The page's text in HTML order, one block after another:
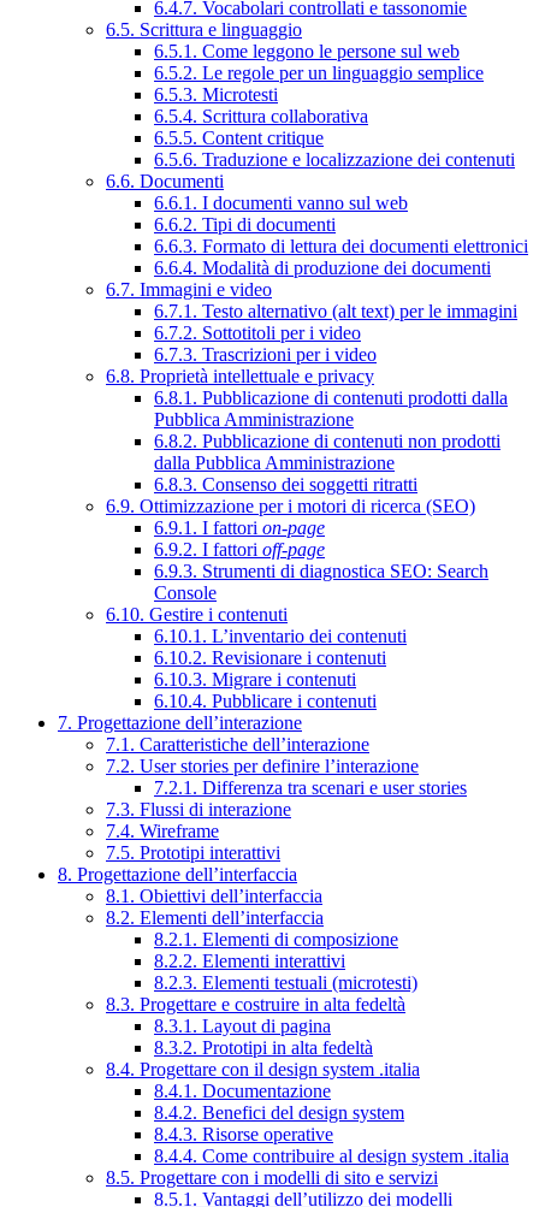
6.4.7. Vocabolari controllati e tassonomie
6.5. Scrittura e linguaggio
6.5.1. Come leggono le persone sul web
6.5.2. Le regole per un linguaggio semplice
6.5.3. Microtesti
6.5.4. Scrittura collaborativa
6.5.5. Content critique
6.5.6. Traduzione e localizzazione dei contenuti
6.6. Documenti
6.6.1. I documenti vanno sul web
6.6.2. Tipi di documenti
6.6.3. Formato di lettura dei documenti elettronici
6.6.4. Modalità di produzione dei documenti
6.7. Immagini e video
6.7.1. Testo alternativo (alt text) per le immagini
6.7.2. Sottotitoli per i video
6.7.3. Trascrizioni per i video
6.8. Proprietà intellettuale e privacy
6.8.1. Pubblicazione di contenuti prodotti dalla
Pubblica Amministrazione
6.8.2. Pubblicazione di contenuti non prodotti
dalla Pubblica Amministrazione
6.8.3. Consenso dei soggetti ritratti
6.9. Ottimizzazione per i motori di ricerca (SEO)
6.9.1. I fattori on-page
6.9.2. I fattori off-page
6.9.3. Strumenti di diagnostica SEO: Search
Console
6.10. Gestire i contenuti
6.10.1. L’inventario dei contenuti
6.10.2. Revisionare i contenuti
6.10.3. Migrare i contenuti
6.10.4. Pubblicare i contenuti
7. Progettazione dell’interazione
7.1. Caratteristiche dell’interazione
7.2. User stories per definire l’interazione
7.2.1. Differenza tra scenari e user stories
7.3. Flussi di interazione
7.4. Wireframe
7.5. Prototipi interattivi
8. Progettazione dell’interfaccia
8.1. Obiettivi dell’interfaccia
8.2. Elementi dell’interfaccia
8.2.1. Elementi di composizione
8.2.2. Elementi interattivi
8.2.3. Elementi testuali (microtesti)
8.3. Progettare e costruire in alta fedeltà
8.3.1. Layout di pagina
8.3.2. Prototipi in alta fedeltà
8.4. Progettare con il design system .italia
8.4.1. Documentazione
8.4.2. Benefici del design system
8.4.3. Risorse operative
8.4.4. Come contribuire al design system .italia
8.5. Progettare con i modelli di sito e servizi
8.5.1. Vantaggi dell’utilizzo dei modelli